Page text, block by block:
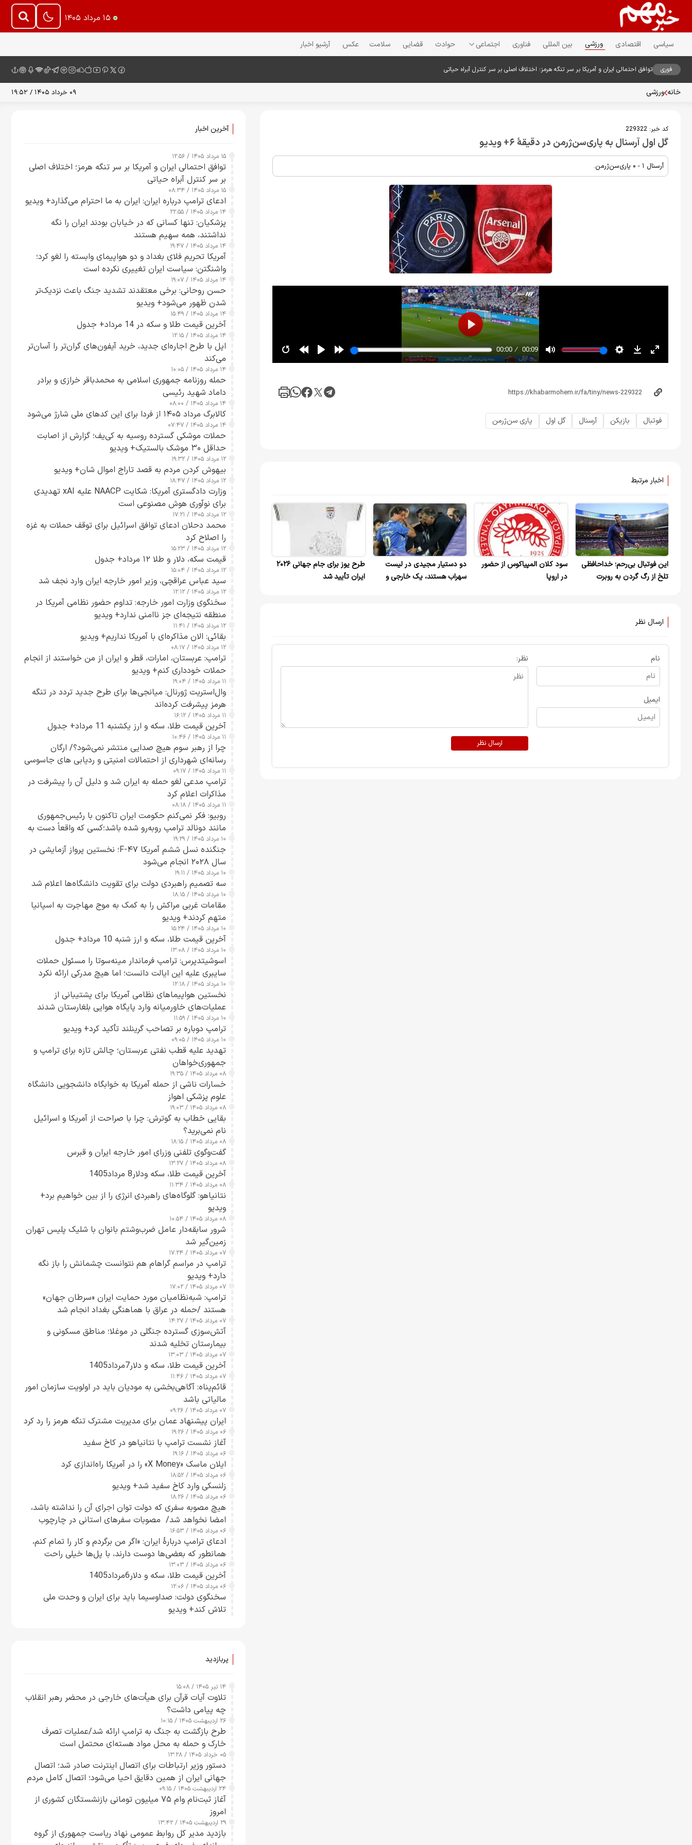
۱۵ مرداد ۱۴۰۵
سیاسی اقتصادی ورزشی بین المللی فناوری اجتماعی حوادث قضایی سلامت عکس آرشیو اخبار
فوری توافق احتمالی ایران و آمریکا بر سر تنگه هرمز؛ اختلاف اصلی بر سر کنترل آبراه حیاتی
خانه ورزشی ۰۹ خرداد ۱۴۰۵ / ۱۹:۵۲
کد خبر: 229322
گل اول آرسنال به پاری‌سن‌ژرمن در دقیقۀ ۶+ ویدیو
آرسنال ۱ - ۰ پاری‌سن‌ژرمن.
فوتبال بازیکن آرسنال گل اول پاری ‌سن‌ژرمن
اخبار مرتبط
این فوتبال بی‌رحم؛ خداحافظی
تلخ از رگ گردن به روبرت
سود کلان المپیاکوس از حضور
در اروپا
دو دستیار مجیدی در لیست
سهراب هستند، یک خارجی و
طرح یوز برای جام جهانی ۲۰۲۶
ایران تأیید شد
ارسال نظر
نام
ایمیل
نظر:
ارسال نظر
آخرین اخبار
۱۵ مرداد ۱۴۰۵ / ۱۲:۵۶
توافق احتمالی ایران و آمریکا بر سر تنگه هرمز؛ اختلاف اصلی
بر سر کنترل آبراه حیاتی
۱۵ مرداد ۱۴۰۵ / ۰۸:۳۴
ادعای ترامپ درباره ایران: ایران به ما احترام می‌گذارد+ ویدیو
۱۴ مرداد ۱۴۰۵ / ۲۲:۵۵
پزشکیان: تنها کسانی که در خیابان بودند ایران را نگه
نداشتند، همه سهیم هستند
۱۴ مرداد ۱۴۰۵ / ۱۹:۴۷
آمریکا تحریم فلای بغداد و دو هواپیمای وابسته را لغو کرد؛
واشنگتن: سیاست ایران تغییری نکرده است
۱۴ مرداد ۱۴۰۵ / ۱۹:۰۷
حسن روحانی: برخی معتقدند تشدید جنگ باعث نزدیک‌تر
شدن ظهور می‌شود+ ویدیو
۱۴ مرداد ۱۴۰۵ / ۱۵:۴۹
آخرین قیمت طلا و سکه در 14 مرداد+ جدول
۱۴ مرداد ۱۴۰۵ / ۱۲:۱۵
اپل با طرح اجاره‌ای جدید، خرید آیفون‌های گران‌تر را آسان‌تر
می‌کند
۱۴ مرداد ۱۴۰۵ / ۱۰:۰۵
حمله روزنامه جمهوری اسلامی به محمدباقر خرازی و برادر
داماد شهید رئیسی
۱۴ مرداد ۱۴۰۵ / ۰۸:۰۰
کالابرگ مرداد ۱۴۰۵ از فردا برای این کدهای ملی شارژ می‌شود
۱۴ مرداد ۱۴۰۵ / ۰۷:۴۷
حملات موشکی گسترده روسیه به کی‌یف؛ گزارش از اصابت
حداقل ۳۰ موشک بالستیک+ ویدیو
۱۲ مرداد ۱۴۰۵ / ۱۹:۳۲
بیهوش کردن مردم به قصد تاراج اموال شان+ ویدیو
۱۲ مرداد ۱۴۰۵ / ۱۸:۴۷
وزارت دادگستری آمریکا: شکایت NAACP علیه xAI تهدیدی
برای نوآوری هوش مصنوعی است
۱۲ مرداد ۱۴۰۵ / ۱۷:۲۱
محمد دحلان ادعای توافق اسرائیل برای توقف حملات به غزه
را اصلاح کرد
۱۲ مرداد ۱۴۰۵ / ۱۵:۲۳
قیمت سکه، دلار و طلا ۱۲ مرداد+ جدول
۱۲ مرداد ۱۴۰۵ / ۱۵:۰۴
سید عباس عراقچی، وزیر امور خارجه ایران وارد نجف شد
۱۲ مرداد ۱۴۰۵ / ۱۲:۱۲
سخنگوی وزارت امور خارجه: تداوم حضور نظامی آمریکا در
منطقه نتیجه‌ای جز ناامنی ندارد+ ویدیو
۱۲ مرداد ۱۴۰۵ / ۱۱:۴۱
بقائی: الان مذاکره‌ای با آمریکا نداریم+ ویدیو
۱۲ مرداد ۱۴۰۵ / ۰۸:۱۷
ترامپ: عربستان، امارات، قطر و ایران از من خواستند از انجام
حملات خودداری کنم+ ویدیو
۱۱ مرداد ۱۴۰۵ / ۱۹:۰۴
وال‌استریت ژورنال: میانجی‌ها برای طرح جدید تردد در تنگه
هرمز پیشرفت کرده‌اند
۱۱ مرداد ۱۴۰۵ / ۱۶:۱۲
آخرین قیمت طلا، سکه و ارز یکشنبه 11 مرداد+ جدول
۱۱ مرداد ۱۴۰۵ / ۱۰:۴۶
چرا از رهبر سوم هیچ صدایی منتشر نمی‌شود؟/ ارگان
رسانه‌ای شهرداری از احتمالات امنیتی و ردیابی های جاسوسی
گفت
۱۱ مرداد ۱۴۰۵ / ۰۹:۱۷
ترامپ مدعی لغو حمله به ایران شد و دلیل آن را پیشرفت در
مذاکرات اعلام کرد
۱۱ مرداد ۱۴۰۵ / ۰۸:۱۸
روبیو: فکر نمی‌کنم حکومت ایران تاکنون با رئیس‌جمهوری
مانند دونالد ترامپ روبه‌رو شده باشد؛کسی که واقعاً دست به
اقدام می‌زند
۱۰ مرداد ۱۴۰۵ / ۱۹:۲۹
جنگنده نسل ششم آمریکا F-۴۷؛ نخستین پرواز آزمایشی در
سال ۲۰۲۸ انجام می‌شود
۱۰ مرداد ۱۴۰۵ / ۱۹:۱۱
سه تصمیم راهبردی دولت برای تقویت دانشگاه‌ها اعلام شد
۱۰ مرداد ۱۴۰۵ / ۱۸:۱۵
مقامات غربی مراکش را به کمک به موج مهاجرت به اسپانیا
متهم کردند+ ویدیو
۱۰ مرداد ۱۴۰۵ / ۱۵:۲۴
آخرین قیمت طلا، سکه و ارز شنبه 10 مرداد+ جدول
۱۰ مرداد ۱۴۰۵ / ۱۳:۰۸
اسوشیتدپرس: ترامپ فرماندار مینه‌سوتا را مسئول حملات
سایبری علیه این ایالت دانست؛ اما هیچ مدرکی ارائه نکرد
۱۰ مرداد ۱۴۰۵ / ۱۲:۱۸
نخستین هواپیماهای نظامی آمریکا برای پشتیبانی از
عملیات‌های خاورمیانه وارد پایگاه هوایی بلغارستان شدند
۱۰ مرداد ۱۴۰۵ / ۱۱:۵۹
ترامپ دوباره بر تصاحب گرینلند تأکید کرد+ ویدیو
۱۰ مرداد ۱۴۰۵ / ۰۹:۰۵
تهدید علیه قطب نفتی عربستان؛ چالش تازه برای ترامپ و
جمهوری‌خواهان
۰۸ مرداد ۱۴۰۵ / ۱۹:۳۵
خسارات ناشی از حمله آمریکا به خوابگاه دانشجویی دانشگاه
علوم پزشکی اهواز
۰۸ مرداد ۱۴۰۵ / ۱۹:۰۳
بقایی خطاب به گوترش: چرا با صراحت از آمریکا و اسرائیل
نام نمی‌برید؟
۰۸ مرداد ۱۴۰۵ / ۱۸:۱۵
گفت‌وگوی تلفنی وزرای امور خارجه ایران و قبرس
۰۸ مرداد ۱۴۰۵ / ۱۳:۲۷
آخرین قیمت طلا، سکه ودلار8 مرداد1405
۰۸ مرداد ۱۴۰۵ / ۱۱:۳۴
نتانیاهو: گلوگاه‌های راهبردی انرژی را از بین خواهیم برد+
ویدیو
۰۸ مرداد ۱۴۰۵ / ۱۰:۵۴
شرور سابقه‌دار عامل ضرب‌وشتم بانوان با شلیک پلیس تهران
زمین‌گیر شد
۰۷ مرداد ۱۴۰۵ / ۱۷:۲۴
ترامپ در مراسم گراهام هم نتوانست چشمانش را باز نگه
دارد+ ویدیو
۰۷ مرداد ۱۴۰۵ / ۱۷:۰۲
ترامپ: شبه‌نظامیان مورد حمایت ایران «سرطان جهان»
هستند /حمله در عراق با هماهنگی بغداد انجام شد
۰۷ مرداد ۱۴۰۵ / ۱۴:۲۷
آتش‌سوزی گسترده جنگلی در موغلا؛ مناطق مسکونی و
بیمارستان تخلیه شدند
۰۷ مرداد ۱۴۰۵ / ۱۳:۰۳
آخرین قیمت طلا، سکه و دلار7مرداد1405
۰۷ مرداد ۱۴۰۵ / ۱۱:۴۶
قائم‌پناه: آگاهی‌بخشی به مودیان باید در اولویت سازمان امور
مالیاتی باشد
۰۷ مرداد ۱۴۰۵ / ۰۹:۲۶
ایران پیشنهاد عمان برای مدیریت مشترک تنگه هرمز را رد کرد
۰۶ مرداد ۱۴۰۵ / ۱۹:۲۶
آغاز نشست ترامپ با نتانیاهو در کاخ سفید
۰۶ مرداد ۱۴۰۵ / ۱۹:۱۶
ایلان ماسک «X Money» را در آمریکا راه‌اندازی کرد
۰۶ مرداد ۱۴۰۵ / ۱۸:۵۲
زلنسکی وارد کاخ سفید شد+ ویدیو
۰۶ مرداد ۱۴۰۵ / ۱۸:۲۶
هیچ مصوبه سفری که دولت توان اجرای آن را نداشته باشد،
امضا نخواهد شد/ مصوبات سفرهای استانی در چارچوب
قانون بودجه است+ عکس
۰۶ مرداد ۱۴۰۵ / ۱۶:۵۳
ادعای ترامپ دربارهٔ ایران: «اگر من برگردم و کار را تمام کنم،
همانطور که بعضی‌ها دوست دارند، با پل‌ها خیلی راحت
می‌توانم بیشتر پل‌هایشان را در کمتر از یک ساعت از بین
ببرم+ ویدیو
۰۶ مرداد ۱۴۰۵ / ۱۳:۰۳
آخرین قیمت طلا، سکه و دلار6مرداد1405
۰۶ مرداد ۱۴۰۵ / ۱۲:۰۶
سخنگوی دولت: صداوسیما باید برای ایران و وحدت ملی
تلاش کند+ ویدیو
پربازدید
۱۴ تیر ۱۴۰۵ / ۱۵:۰۸
تلاوت آیات قرآن برای هیأت‌های خارجی در محضر رهبر انقلاب
چه پیامی داشت؟
۲۶ اردیبهشت ۱۴۰۵ / ۱۰:۱۵
طرح‌ بازگشت به جنگ به ترامپ ارائه شد/عملیات تصرف
خارک و حمله به محل مواد هسته‌ای محتمل است
۰۵ خرداد ۱۴۰۵ / ۱۳:۲۸
دستور وزیر ارتباطات برای اتصال اینترنت صادر شد؛ اتصال
جهانی ایران از همین دقایق احیا می‌شود؛ اتصال کامل مردم
تا ۲۴ ساعت آینده
۲۴ اردیبهشت ۱۴۰۵ / ۰۹:۱۵
آغاز ثبت‌نام وام ۷۵ میلیون تومانی بازنشستگان کشوری از
امروز
۲۹ اردیبهشت ۱۴۰۵ / ۱۳:۴۲
بازدید مدیر کل روابط عمومی نهاد ریاست جمهوری از گروه